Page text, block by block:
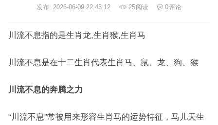
发布: 2026-06-09 22:43:12 25阅读 0评论
川流不息指的是生肖龙,生肖猴,生肖马
川流不息是在十二生肖代表生肖马、鼠、龙、狗、猴
川流不息的奔腾之力
“川流不息”常被用来形容生肖马的运势特征，马儿天生